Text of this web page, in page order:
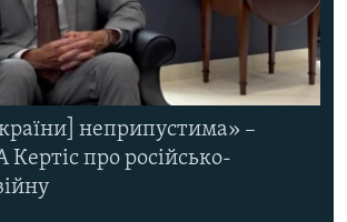
неприпустима» –
про російсько-